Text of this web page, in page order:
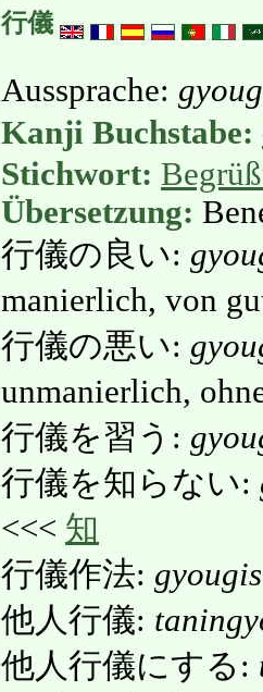
行儀
Aussprache:
Kanji Buchstabe:
Stichwort:
Übersetzung:
行儀の良い:
manierlich, von
行儀の悪い:
unmanierlich,
行儀を習う:
行儀を知らない:
<<< 知
行儀作法:
他人行儀:
他人行儀にする: